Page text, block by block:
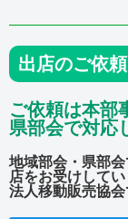
出店のご依
ご依頼は本部
県部会で対応
地域部会・県部
店をお受けして
法人移動販売協会